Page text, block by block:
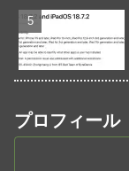
プロフィール